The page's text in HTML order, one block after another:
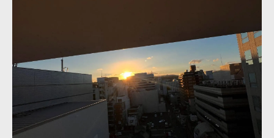
アシスタント未経験から始める安心サポー
ト体制
エアコン工事契約社員募集で習得できる基
本スキル
未経験者がエアコン工事契約社員募集を選